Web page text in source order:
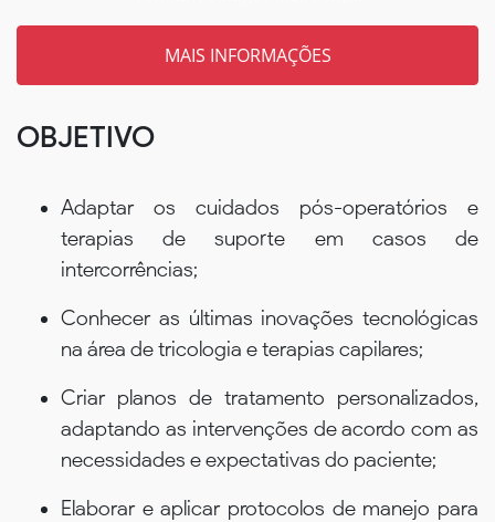
OBJETIVO
Adaptar os cuidados pós-operatórios e
terapias de suporte em casos de
intercorrências;
Conhecer as últimas inovações tecnológicas
na área de tricologia e terapias capilares;
Criar planos de tratamento personalizados,
adaptando as intervenções de acordo com as
necessidades e expectativas do paciente;
Elaborar e aplicar protocolos de manejo para